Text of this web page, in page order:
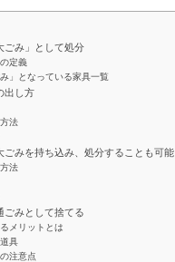
ごみ」として処分
定義
」となっている家具一覧
出し方
法
ごみを持ち込み、処分することも可能
法
ごみとして捨てる
メリットとは
具
注意点